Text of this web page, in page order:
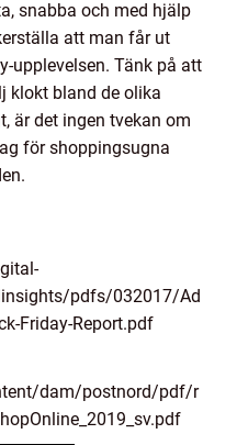
snabba och med hjälp
att man får ut
upplevelsen. Tänk på att
klokt bland de olika
är det ingen tvekan om
för shoppingsugna
pdfs/032017/Ad
Friday-Report.pdf
dam/postnord/pdf/r